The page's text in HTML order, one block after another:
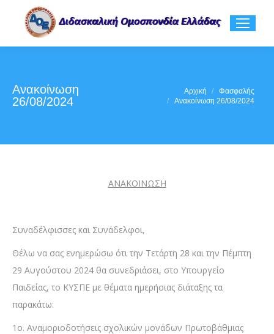
Ανακοίνωση
26/08/2024
Αρχική
Φασφαλής
Ανακοίνωση 26/08/2024
ΑΝΑΚΟΙΝΩΣΗ
Συναδέλφισσες και Συνάδελφοι,
Θέλω να σας ενημερώσω ότι την Τετάρτη 28 και την Πέμπτη
29 Αυγούστου 2024 θα συνεδριάσει, στο Υπουργείο
Παιδείας, το ΚΥΣΠΕ με θέματα ημερήσιας διάταξης τα
παρακάτω:
1ο. Αναμοριοδοτήσεις σχολικών μονάδων Πρωτοβάθμιας